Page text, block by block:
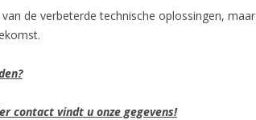
de verbeterde technische oplossingen, maar
contact vindt u onze gegevens!